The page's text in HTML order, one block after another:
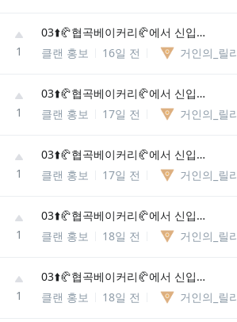
1
03⬆️🥐협곡베이커리🥐에서 신입분들을 모집합니다
클랜 홍보
16일 전
1
03⬆️🥐협곡베이커리🥐에서 신입분들을 모집합니다
클랜 홍보
17일 전
1
03⬆️🥐협곡베이커리🥐에서 신입분들을 모집합니다
클랜 홍보
17일 전
1
03⬆️🥐협곡베이커리🥐에서 신입분들을 모집합니다
클랜 홍보
18일 전
1
03⬆️🥐협곡베이커리🥐에서 신입분들을 모집합니다
클랜 홍보
18일 전